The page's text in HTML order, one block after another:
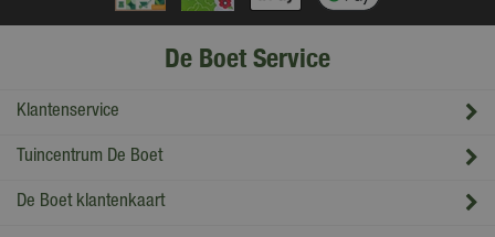
De Boet Service
Klantenservice
Tuincentrum De Boet
De Boet klantenkaart